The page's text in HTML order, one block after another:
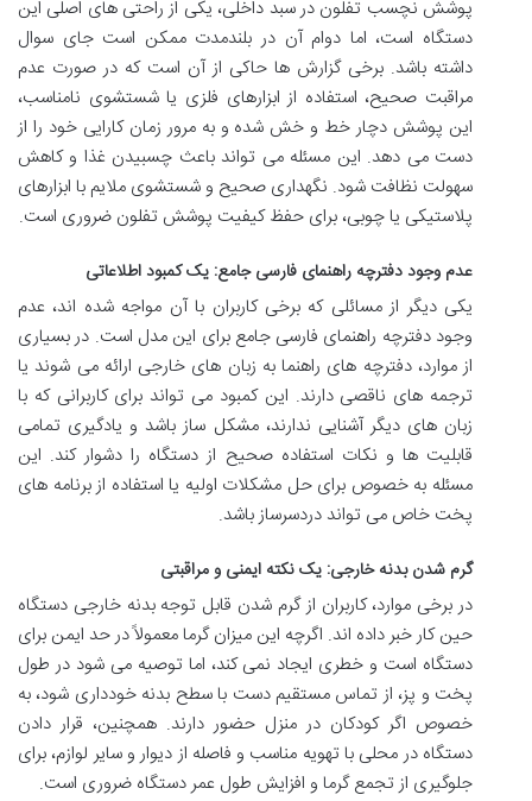
پوشش نچسب تفلون در سبد داخلی، یکی از راحتی های اصلی این
دستگاه است، اما دوام آن در بلندمدت ممکن است جای سوال
داشته باشد. برخی گزارش ها حاکی از آن است که در صورت عدم
مراقبت صحیح، استفاده از ابزارهای فلزی یا شستشوی نامناسب،
این پوشش دچار خط و خش شده و به مرور زمان کارایی خود را از
دست می دهد. این مسئله می تواند باعث چسبیدن غذا و کاهش
سهولت نظافت شود. نگهداری صحیح و شستشوی ملایم با ابزارهای
پلاستیکی یا چوبی، برای حفظ کیفیت پوشش تفلون ضروری است.
عدم وجود دفترچه راهنمای فارسی جامع: یک کمبود اطلاعاتی
یکی دیگر از مسائلی که برخی کاربران با آن مواجه شده اند، عدم
وجود دفترچه راهنمای فارسی جامع برای این مدل است. در بسیاری
از موارد، دفترچه های راهنما به زبان های خارجی ارائه می شوند یا
ترجمه های ناقصی دارند. این کمبود می تواند برای کاربرانی که با
زبان های دیگر آشنایی ندارند، مشکل ساز باشد و یادگیری تمامی
قابلیت ها و نکات استفاده صحیح از دستگاه را دشوار کند. این
مسئله به خصوص برای حل مشکلات اولیه یا استفاده از برنامه های
پخت خاص می تواند دردسرساز باشد.
گرم شدن بدنه خارجی: یک نکته ایمنی و مراقبتی
در برخی موارد، کاربران از گرم شدن قابل توجه بدنه خارجی دستگاه
حین کار خبر داده اند. اگرچه این میزان گرما معمولاً در حد ایمن برای
دستگاه است و خطری ایجاد نمی کند، اما توصیه می شود در طول
پخت و پز، از تماس مستقیم دست با سطح بدنه خودداری شود، به
خصوص اگر کودکان در منزل حضور دارند. همچنین، قرار دادن
دستگاه در محلی با تهویه مناسب و فاصله از دیوار و سایر لوازم، برای
جلوگیری از تجمع گرما و افزایش طول عمر دستگاه ضروری است.